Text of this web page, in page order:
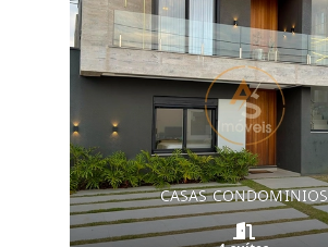
CASAS CONDOMINIOS